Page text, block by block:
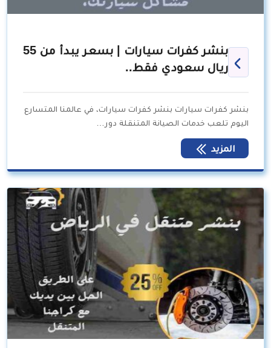
بنشر كفرات سيارات | بسعر يبدأ من 55
ريال سعودي فقط..
بنشر كفرات سيارات بنشر كفرات سيارات، في عالمنا المتسارع
اليوم تلعب خدمات الصيانة المتنقلة دور…
المزيد